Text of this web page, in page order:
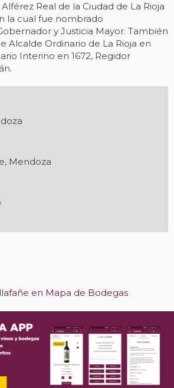
Real de la Ciudad de La Rioja
la cual fue nombrado
y Justicia Mayor. También
Alcalde Ordinario de La Rioja en
Interino en 1672, Regidor
Mendoza
en Mapa de Bodegas